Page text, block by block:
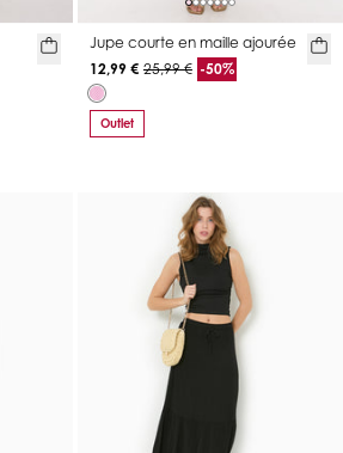
Jupe courte en maille ajourée
12,99 € 25,99 € -50%
Outlet